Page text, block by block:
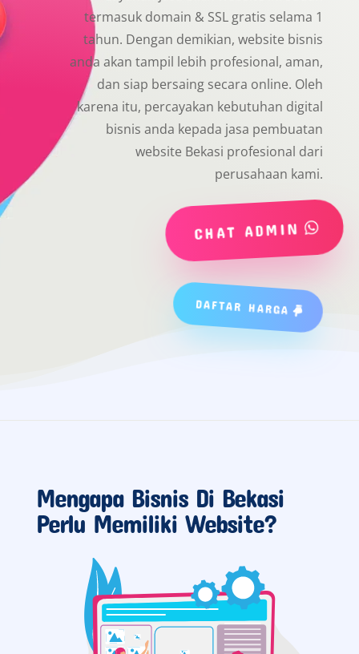
termasuk domain & SSL gratis selama 1
tahun. Dengan demikian, website bisnis
anda akan tampil lebih profesional, aman,
dan siap bersaing secara online. Oleh
karena itu, percayakan kebutuhan digital
bisnis anda kepada jasa pembuatan
website Bekasi profesional dari
perusahaan kami.
CHAT ADMIN
DAFTAR HARGA
Mengapa Bisnis Di Bekasi
Perlu Memiliki Website?